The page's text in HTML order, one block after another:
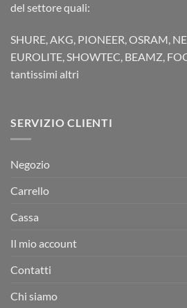
del settore quali:
SHURE, AKG, PIONEER, OSRAM,
EUROLITE, SHOWTEC, BEAMZ,
tantissimi altri
SERVIZIO CLIENTI
Negozio
Carrello
Cassa
Il mio account
Contatti
Chi siamo